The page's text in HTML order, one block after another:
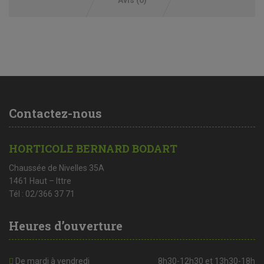
Contactez-nous
HORTICOLE BERNARD BODART
Chaussée de Nivelles 35A
1461 Haut – Ittre
Tél : 02/366 37 71
Heures d’ouverture
De mardi à vendredi 8h30-12h30 et 13h30-18h